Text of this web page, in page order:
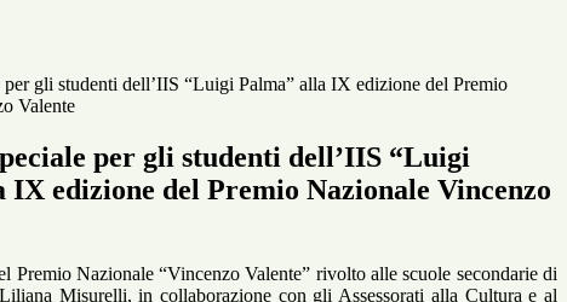
per gli studenti dell’IIS “Luigi Palma” alla IX edizione del Premio
Valente
per gli studenti dell’IIS “Luigi
IX edizione del Premio Nazionale Vincenzo
Nazionale “Vincenzo Valente” rivolto alle scuole secondarie di
Misurelli, in collaborazione con gli Assessorati alla Cultura e al